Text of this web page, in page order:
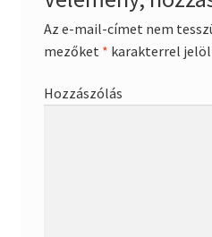
Az e-mail-címet nem
mezőket * karakterrel
Hozzászólás